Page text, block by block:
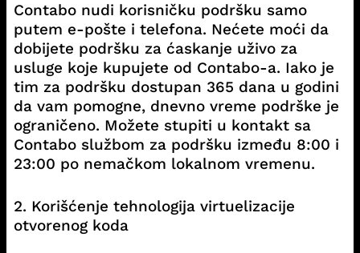
Contabo nudi korisničku podršku samo
putem e-pošte i telefona. Nećete moći da
dobijete podršku za ćaskanje uživo za
usluge koje kupujete od Contabo-a. Iako je
tim za podršku dostupan 365 dana u godini
da vam pomogne, dnevno vreme podrške je
ograničeno. Možete stupiti u kontakt sa
Contabo službom za podršku između 8:00 i
23:00 po nemačkom lokalnom vremenu.
2. Korišćenje tehnologija virtuelizacije
otvorenog koda